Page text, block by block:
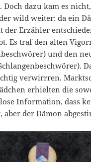
Doch dazu kam es
wild weiter: da ein
der Erzähler
Es traf den alten
und den
verwirrren.
erhielten die
Information, dass
der Dämon